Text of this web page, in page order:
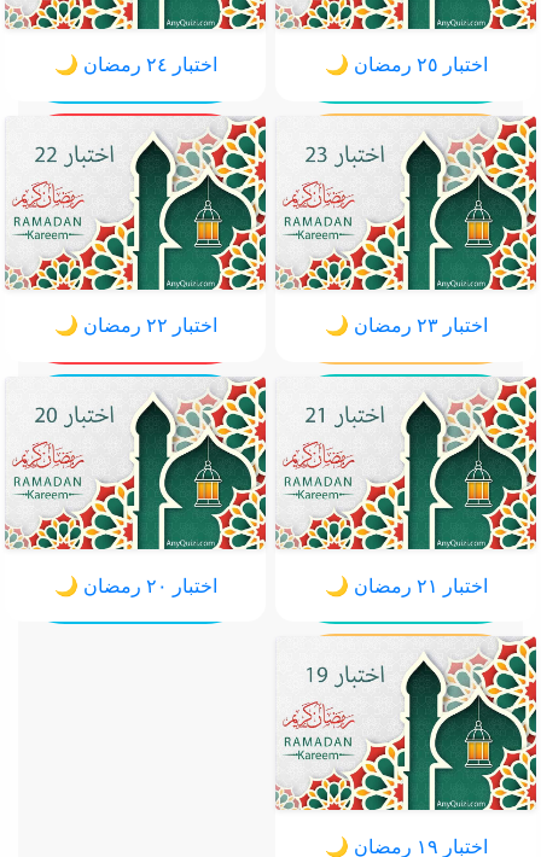
اختبار ٢٥ رمضان 🌙 اختبار ٢٤ رمضان 🌙
اختبار ٢٣ رمضان 🌙 اختبار ٢٢ رمضان 🌙
اختبار ٢١ رمضان 🌙 اختبار ٢٠ رمضان 🌙
اختبار ١٩ رمضان 🌙